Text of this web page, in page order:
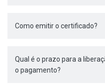
Como emitir o certificado?
Qual é o prazo para a
o pagamento?